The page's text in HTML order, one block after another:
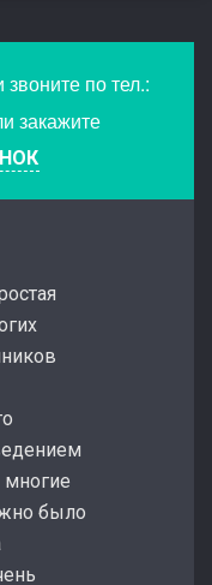
по тел.:
закажите
многие
было